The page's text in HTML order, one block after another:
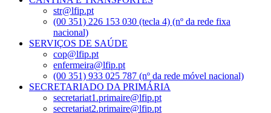
str@lfip.pt
(00 351) 226 153 030 (tecla 4) (nº da rede fixa
nacional)
SERVIÇOS DE SAÚDE
cop@lfip.pt
enfermeira@lfip.pt
(00 351) 933 025 787 (nº da rede móvel nacional)
SECRETARIADO DA PRIMÁRIA
secretariat1.primaire@lfip.pt
secretariat2.primaire@lfip.pt